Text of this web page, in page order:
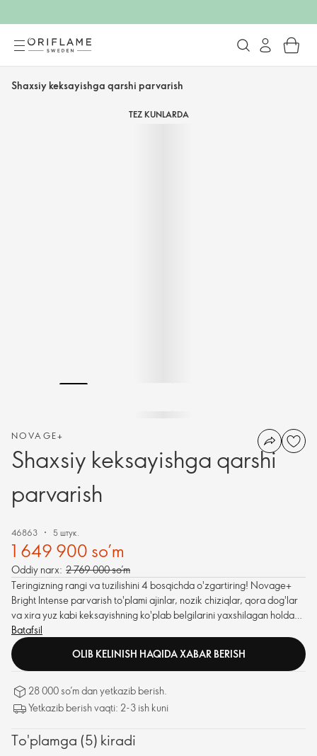
Shaxsiy keksayishga qarshi parvarish
TEZ KUNLARDA
NOVAGE+
Shaxsiy keksayishga qarshi
parvarish
46863 5 штук.
1 649 900 so’m
Oddiy narx: 2 769 000 so’m
Teringizning rangi va tuzilishini 4 bosqichda o'zgartiring! Novage+
Bright Intense parvarish to'plami ajinlar, nozik chiziqlar, qora dog'lar
va xira yuz kabi keksayishning ko'plab belgilarini yaxshilagan holda
quyosh ta'siri, keksayish, dog'lar va gormonal o'zgarishlar natijasida
kelib chiqqan rang o'zgarishiga samarali qaratilgan. Har xil turdagi
giperpigmentatsiyani sezilarli darajada kamaytirish uchun birgalikda
ishlaydigan sakkizta eng yaxshi bioaktivlashtiruvchi
texnologiyalardan iborat bo'lib, juda yorqin va tekis yuz rangini ochib
beradi, bu terini sezilarli darajada silliqroq va yoshroq qiladi.
Batafsil
OLIB KELINISH HAQIDA XABAR BERISH
28 000 so’m dan yetkazib berish.
Yetkazib berish vaqti: 2-3 ish kuni
To'plamga (5) kiradi